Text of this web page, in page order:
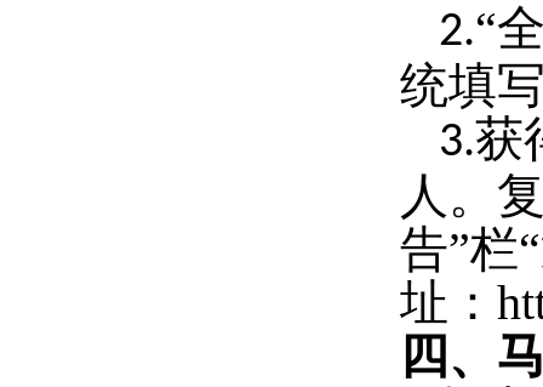
2.“
统填
3.获
人。
告”栏
址：
四、